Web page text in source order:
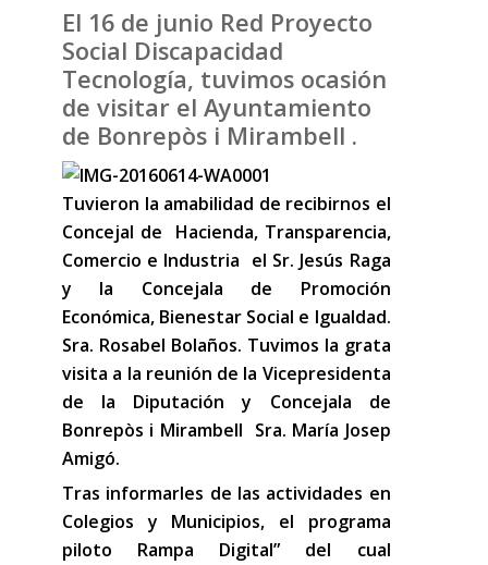
El 16 de junio Red Proyecto
Social Discapacidad
Tecnología, tuvimos ocasión
de visitar el Ayuntamiento
de Bonrepòs i Mirambell .
Tuvieron la amabilidad de recibirnos el
Concejal de Hacienda, Transparencia,
Comercio e Industria el Sr. Jesús Raga
y la Concejala de Promoción
Económica, Bienestar Social e Igualdad.
Sra. Rosabel Bolaños. Tuvimos la grata
visita a la reunión de la Vicepresidenta
de la Diputación y Concejala de
Bonrepòs i Mirambell Sra. María Josep
Amigó.
Tras informarles de las actividades en
Colegios y Municipios, el programa
piloto Rampa Digital” del cual